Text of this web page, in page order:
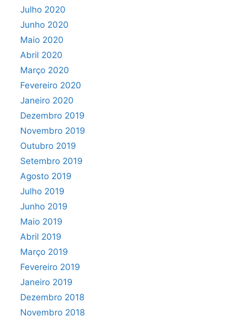
Julho 2020
Junho 2020
Maio 2020
Abril 2020
Março 2020
Fevereiro 2020
Janeiro 2020
Dezembro 2019
Novembro 2019
Outubro 2019
Setembro 2019
Agosto 2019
Julho 2019
Junho 2019
Maio 2019
Abril 2019
Março 2019
Fevereiro 2019
Janeiro 2019
Dezembro 2018
Novembro 2018